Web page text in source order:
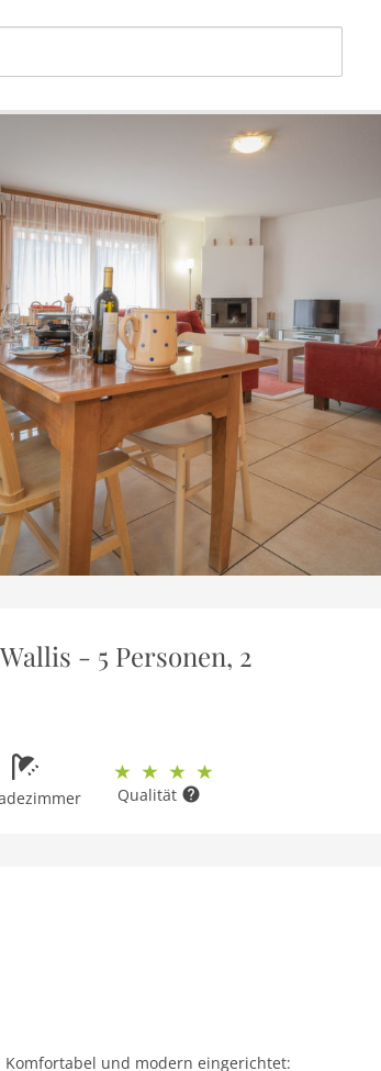
- 5 Personen, 2
Qualität
Komfortabel und modern eingerichtet: